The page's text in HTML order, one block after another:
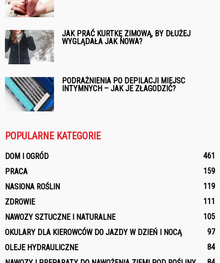
JAK PRAĆ KURTKĘ ZIMOWĄ, BY DŁUŻEJ
WYGLĄDAŁA JAK NOWA?
PODRAŻNIENIA PO DEPILACJI MIEJSC
INTYMNYCH – JAK JE ZŁAGODZIĆ?
POPULARNE KATEGORIE
DOM I OGRÓD
461
PRACA
159
NASIONA ROŚLIN
119
ZDROWIE
111
NAWOZY SZTUCZNE I NATURALNE
105
OKULARY DLA KIEROWCÓW DO JAZDY W DZIEŃ I NOCĄ
97
OLEJE HYDRAULICZNE
84